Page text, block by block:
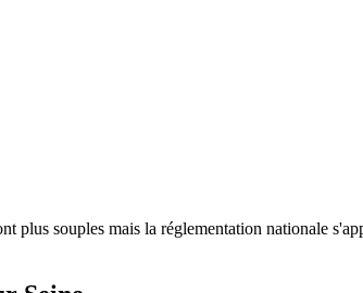
plus souples mais la réglementation nationale